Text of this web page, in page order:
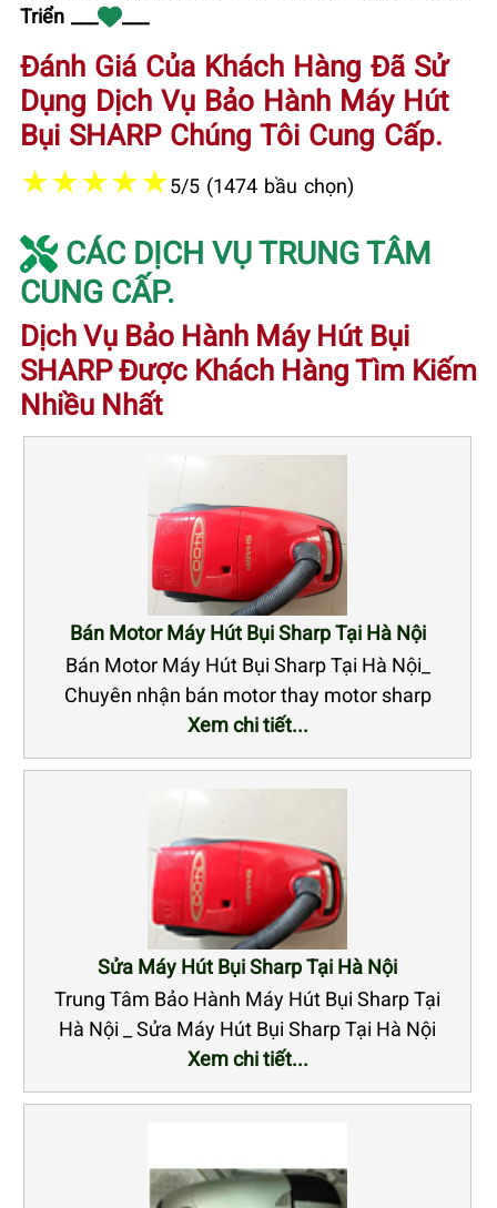
Triển ___
___
Đánh Giá Của Khách Hàng Đã Sử
Dụng Dịch Vụ Bảo Hành Máy Hút
Bụi SHARP Chúng Tôi Cung Cấp.
★★★★★5/5 (1474 bầu chọn)
CÁC DỊCH VỤ TRUNG TÂM
CUNG CẤP.
Dịch Vụ Bảo Hành Máy Hút Bụi
SHARP Được Khách Hàng Tìm Kiếm
Nhiều Nhất
Bán Motor Máy Hút Bụi Sharp Tại Hà Nội
Bán Motor Máy Hút Bụi Sharp Tại Hà Nội_
Chuyên nhận bán motor thay motor sharp
Xem chi tiết...
Sửa Máy Hút Bụi Sharp Tại Hà Nội
Trung Tâm Bảo Hành Máy Hút Bụi Sharp Tại
Hà Nội _ Sửa Máy Hút Bụi Sharp Tại Hà Nội
Xem chi tiết...